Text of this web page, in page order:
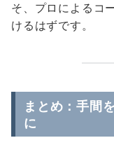
そ、プロによるコ
けるはずです。
まとめ：手間
に